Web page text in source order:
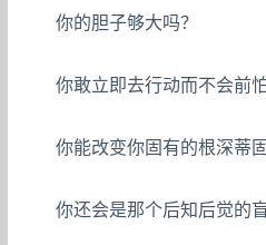
你的胆子够大吗？
你敢立即去行动而不会前怕
你能改变你固有的根深蒂固
你还会是那个后知后觉的盲